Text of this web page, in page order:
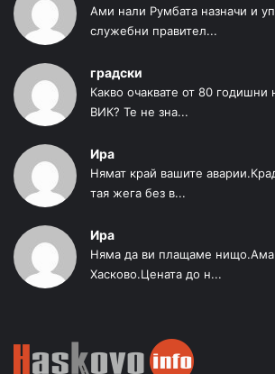
Ами нали Румбата назначи и
служебни правител...
градски
Какво очаквате от 80 годишни
ВИК? Те не зна...
Ира
Нямат край вашите
тая жега без в...
Ира
Няма да ви плащаме
Хасково.Цената до н...